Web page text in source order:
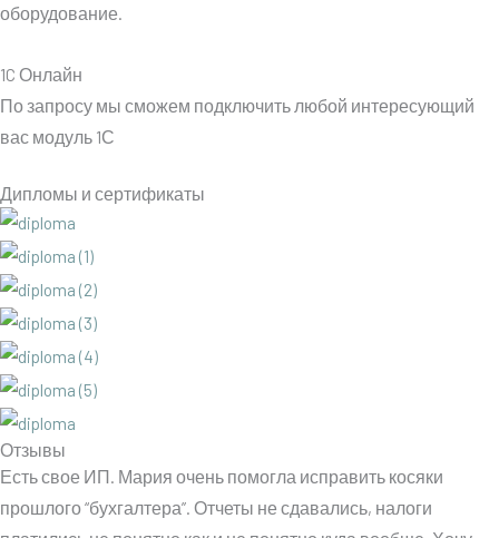
оборудование.
1C Онлайн
По запросу мы сможем подключить любой интересующий
вас модуль 1С
Дипломы и сертификаты
Отзывы
Есть свое ИП. Мария очень помогла исправить косяки
прошлого “бухгалтера”. Отчеты не сдавались, налоги